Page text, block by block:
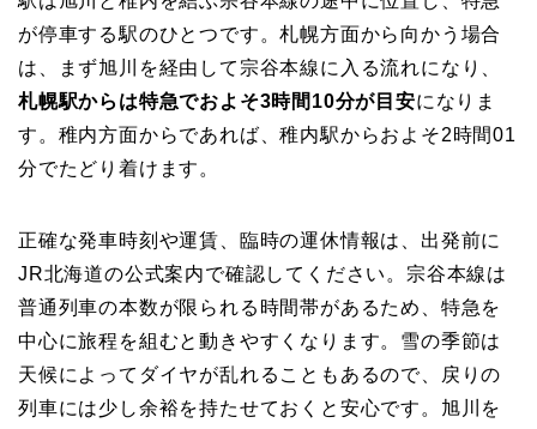
が停車する駅のひとつです。札幌方面から向かう場合
は、まず旭川を経由して宗谷本線に入る流れになり、
札幌駅からは特急でおよそ3時間10分が目安になりま
す。稚内方面からであれば、稚内駅からおよそ2時間01
分でたどり着けます。
正確な発車時刻や運賃、臨時の運休情報は、出発前に
JR北海道の公式案内で確認してください。宗谷本線は
普通列車の本数が限られる時間帯があるため、特急を
中心に旅程を組むと動きやすくなります。雪の季節は
天候によってダイヤが乱れることもあるので、戻りの
列車には少し余裕を持たせておくと安心です。旭川を